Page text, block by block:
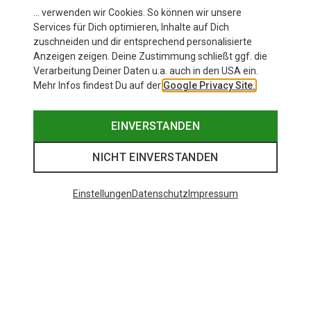
… verwenden wir Cookies. So können wir unsere
Services für Dich optimieren, Inhalte auf Dich
zuschneiden und dir entsprechend personalisierte
Anzeigen zeigen. Deine Zustimmung schließt ggf. die
Verarbeitung Deiner Daten u.a. auch in den USA ein.
Mehr Infos findest Du auf der Google Privacy Site.
EINVERSTANDEN
NICHT EINVERSTANDEN
EinstellungenDatenschutz Impressum